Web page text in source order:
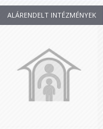
ALÁRENDELT INTÉZMÉNYEK